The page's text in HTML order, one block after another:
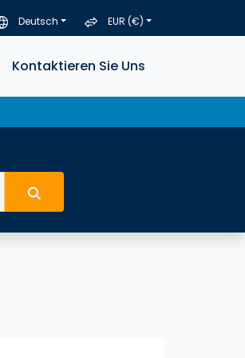
Deutsch EUR (€)
Kontaktieren Sie Uns